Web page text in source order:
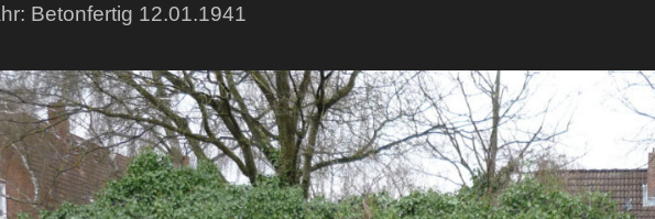
Betonfertig 12.01.1941